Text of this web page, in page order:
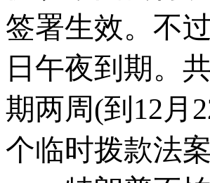
签署生效。不
日午夜到期。
期两周(到12月
个临时拨款法